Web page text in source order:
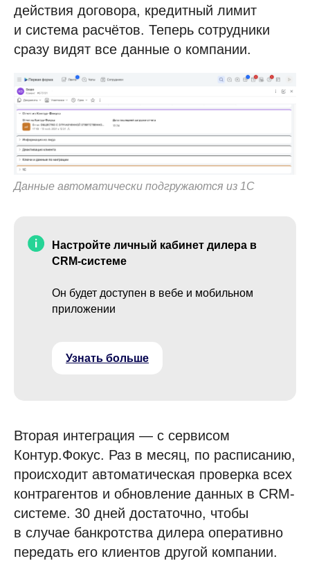
действия договора, кредитный лимит
и система расчётов. Теперь сотрудники
сразу видят все данные о компании.
Данные автоматически подгружаются из 1С
Настройте личный кабинет дилера в
CRM-системе
Он будет доступен в вебе и мобильном
приложении
Узнать больше
Вторая интеграция — с сервисом
Контур.Фокус. Раз в месяц, по расписанию,
происходит автоматическая проверка всех
контрагентов и обновление данных в CRM-
системе. 30 дней достаточно, чтобы
в случае банкротства дилера оперативно
передать его клиентов другой компании.